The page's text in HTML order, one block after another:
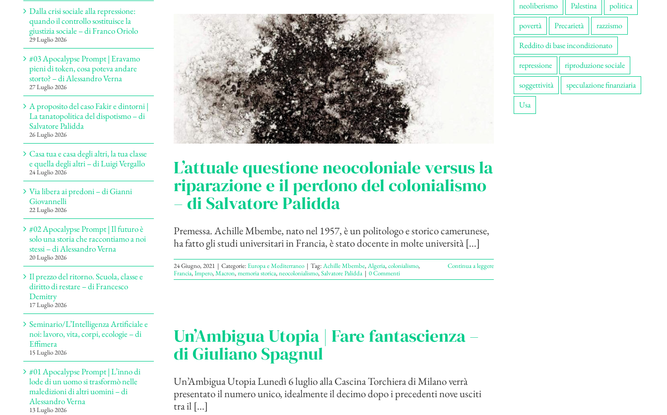
L’attuale questione neocoloniale versus la
riparazione e il perdono del colonialismo
– di Salvatore Palidda
Premessa. Achille Mbembe, nato nel 1957, è un politologo e storico camerunese,
ha fatto gli studi universitari in Francia, è stato docente in molte università [...]
24 Giugno, 2021 | Categorie:Europa e Mediterraneo | Tag:Achille Mbembe,Algeria,colonialismo,
Francia,Impero,Macron,memoria storica,neocolonialismo,Salvatore Palidda | 0 Commenti
Continua a leggere
Un’Ambigua Utopia | Fare fantascienza –
di Giuliano Spagnul
Un’Ambigua Utopia Lunedì 6 luglio alla Cascina Torchiera di Milano verrà
presentato il numero unico, idealmente il decimo dopo i precedenti nove usciti
tra il [...]
Dalla crisi sociale alla repressione:
quando il controllo sostituisce la
giustizia sociale – di Franco Oriolo
29 Luglio 2026
#03 Apocalypse Prompt | Eravamo
pieni di token, cosa poteva andare
storto? – di Alessandro Verna
27 Luglio 2026
A proposito del caso Fakir e dintorni |
La tanatopolitica del dispotismo – di
Salvatore Palidda
26 Luglio 2026
Casa tua e casa degli altri, la tua classe
e quella degli altri – di Luigi Vergallo
24 Luglio 2026
Via libera ai predoni – di Gianni
Giovannelli
22 Luglio 2026
#02 Apocalypse Prompt | Il futuro è
solo una storia che raccontiamo a noi
stessi – di Alessandro Verna
20 Luglio 2026
Il prezzo del ritorno. Scuola, classe e
diritto di restare – di Francesco
Demitry
17 Luglio 2026
Seminario/L’Intelligenza Artificiale e
noi: lavoro, vita, corpi, ecologie – di
Effimera
15 Luglio 2026
#01 Apocalypse Prompt | L’inno di
lode di un uomo si trasformò nelle
maledizioni di altri uomini – di
Alessandro Verna
13 Luglio 2026
neoliberismo
Palestina
politica
povertà
Precarietà
razzismo
Reddito di base incondizionato
repressione
riproduzione sociale
soggettività
speculazione finanziaria
Usa